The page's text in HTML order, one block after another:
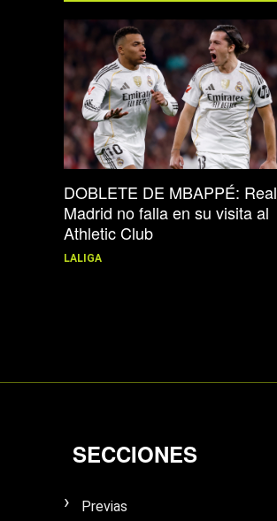
DOBLETE DE MBAPPÉ: Real
Madrid no falla en su visita al
Athletic Club
LALIGA
SECCIONES
Previas